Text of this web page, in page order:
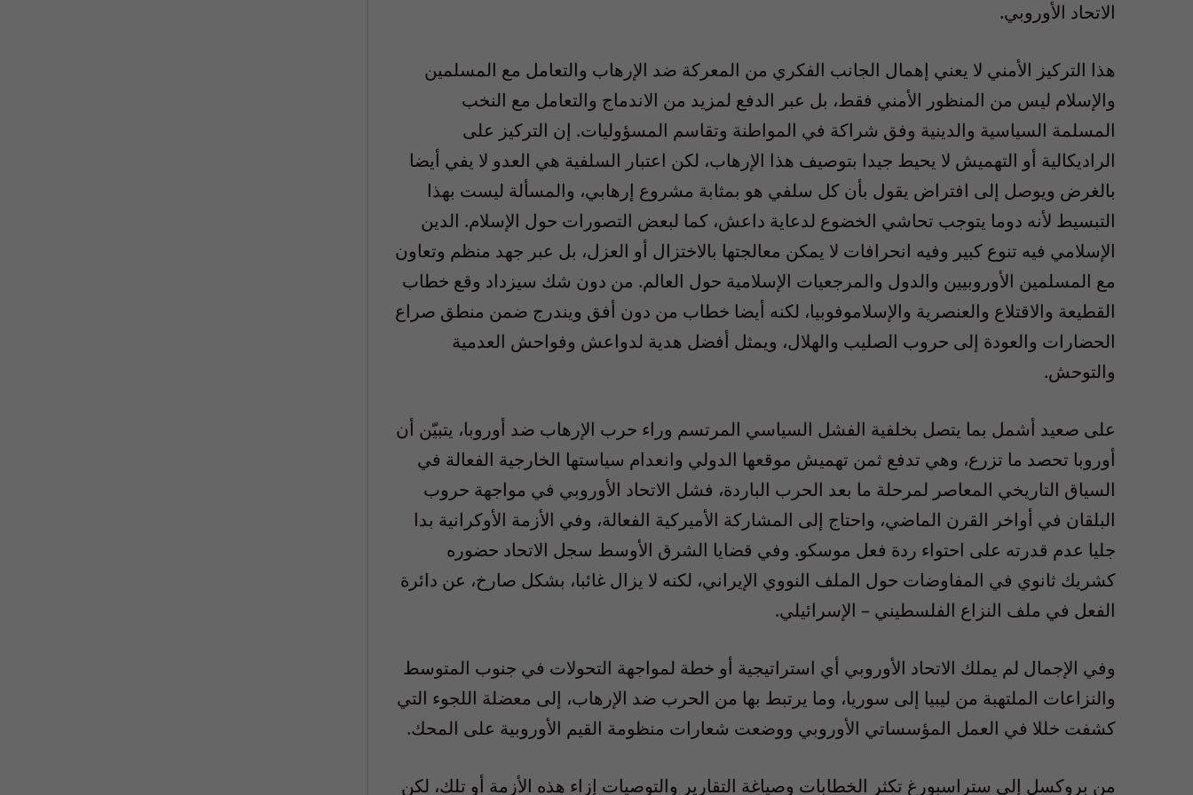
الاتحاد الأوروبي.
هذا التركيز الأمني لا يعني إهمال الجانب الفكري من المعركة ضد الإرهاب والتعامل مع المسلمين
والإسلام ليس من المنظور الأمني فقط، بل عبر الدفع لمزيد من الاندماج والتعامل مع النخب
المسلمة السياسية والدينية وفق شراكة في المواطنة وتقاسم المسؤوليات. إن التركيز على
الراديكالية أو التهميش لا يحيط جيدا بتوصيف هذا الإرهاب، لكن اعتبار السلفية هي العدو لا يفي أيضا
بالغرض ويوصل إلى افتراض يقول بأن كل سلفي هو بمثابة مشروع إرهابي، والمسألة ليست بهذا
التبسيط لأنه دوما يتوجب تحاشي الخضوع لدعاية داعش، كما لبعض التصورات حول الإسلام. الدين
الإسلامي فيه تنوع كبير وفيه انحرافات لا يمكن معالجتها بالاختزال أو العزل، بل عبر جهد منظم وتعاون
مع المسلمين الأوروبيين والدول والمرجعيات الإسلامية حول العالم. من دون شك سيزداد وقع خطاب
القطيعة والاقتلاع والعنصرية والإسلاموفوبيا، لكنه أيضا خطاب من دون أفق ويندرج ضمن منطق صراع
الحضارات والعودة إلى حروب الصليب والهلال، ويمثل أفضل هدية لدواعش وفواحش العدمية
والتوحش.
على صعيد أشمل بما يتصل بخلفية الفشل السياسي المرتسم وراء حرب الإرهاب ضد أوروبا، يتبيّن أن
أوروبا تحصد ما تزرع، وهي تدفع ثمن تهميش موقعها الدولي وانعدام سياستها الخارجية الفعالة في
السياق التاريخي المعاصر لمرحلة ما بعد الحرب الباردة، فشل الاتحاد الأوروبي في مواجهة حروب
البلقان في أواخر القرن الماضي، واحتاج إلى المشاركة الأميركية الفعالة، وفي الأزمة الأوكرانية بدا
جليا عدم قدرته على احتواء ردة فعل موسكو. وفي قضايا الشرق الأوسط سجل الاتحاد حضوره
كشريك ثانوي في المفاوضات حول الملف النووي الإيراني، لكنه لا يزال غائبا، بشكل صارخ، عن دائرة
الفعل في ملف النزاع الفلسطيني – الإسرائيلي.
وفي الإجمال لم يملك الاتحاد الأوروبي أي استراتيجية أو خطة لمواجهة التحولات في جنوب المتوسط
والنزاعات الملتهبة من ليبيا إلى سوريا، وما يرتبط بها من الحرب ضد الإرهاب، إلى معضلة اللجوء التي
كشفت خللا في العمل المؤسساتي الأوروبي ووضعت شعارات منظومة القيم الأوروبية على المحك.
من بروكسل إلى ستراسبورغ تكثر الخطابات وصياغة التقارير والتوصيات إزاء هذه الأزمة أو تلك، لكن